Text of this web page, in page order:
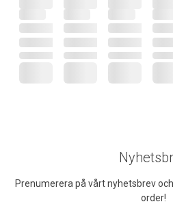
Prenumerera på vårt nyhetsbrev
order!